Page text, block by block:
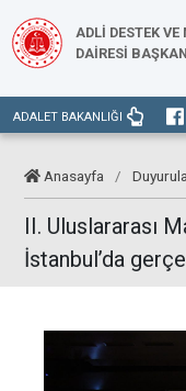
ADLİ DESTEK
DAİRESİ
ADALET BAKANLIĞI
Anasayfa /
II. Uluslararası
İstanbul’da